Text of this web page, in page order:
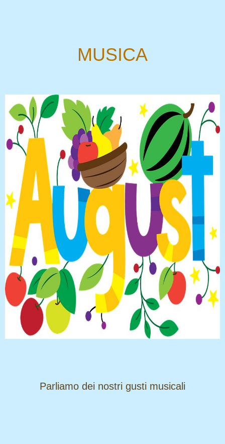
MUSICA
​​​​​​​Parliamo dei nostri gusti musicali